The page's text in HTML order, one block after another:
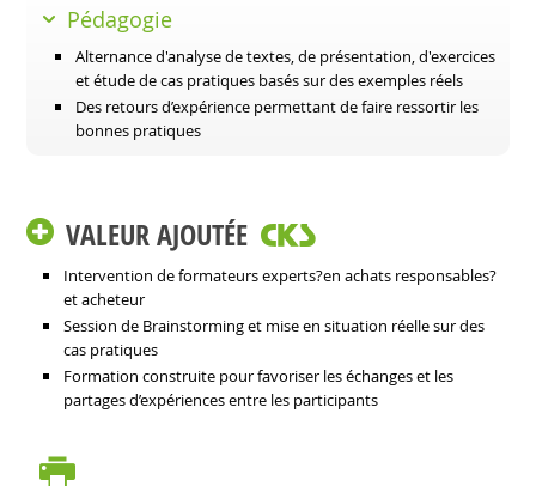
Pédagogie
Alternance d'analyse de textes, de présentation, d'exercices
et étude de cas pratiques basés sur des exemples réels
Des retours d’expérience permettant de faire ressortir les
bonnes pratiques
VALEUR AJOUTÉE
Intervention de formateurs experts?en achats responsables?
et acheteur
Session de Brainstorming et mise en situation réelle sur des
cas pratiques
Formation construite pour favoriser les échanges et les
partages d’expériences entre les participants